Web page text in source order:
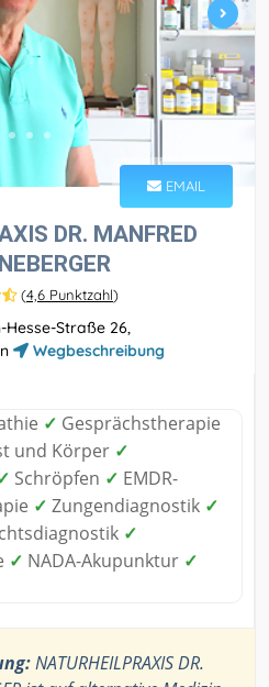
EMAIL
DR. MANFRED
(4,6 Punktzahl)
Hesse-Straße 26,
Wegbeschreibung
✓ Gesprächstherapie
und Körper ✓
Schröpfen ✓ EMDR-
✓ Zungendiagnostik ✓
✓
✓ NADA-Akupunktur ✓
NATURHEILPRAXIS DR.